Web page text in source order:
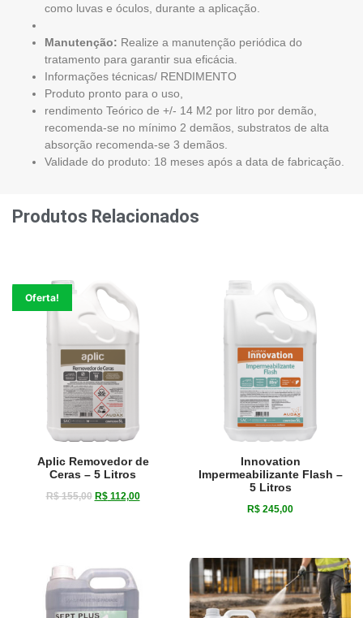
como luvas e óculos, durante a aplicação.
Manutenção: Realize a manutenção periódica do
tratamento para garantir sua eficácia.
Informações técnicas/ RENDIMENTO
Produto pronto para o uso,
rendimento Teórico de +/- 14 M2 por litro por demão,
recomenda-se no mínimo 2 demãos, substratos de alta
absorção recomenda-se 3 demãos.
Validade do produto: 18 meses após a data de fabricação.
Produtos Relacionados
Oferta!
Aplic Removedor de
Ceras – 5 Litros
R$155,00 R$112,00
Innovation
Impermeabilizante Flash –
5 Litros
R$ 245,00